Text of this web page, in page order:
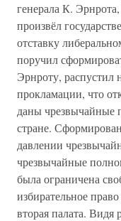
генерала К.
произвёл
отставку
поручил
Эрнроту, распустил
прокламации, что
даны чрезвычайные
стране.
давлении
чрезвычайные
была ограничена
избирательное
вторая палата. Видя